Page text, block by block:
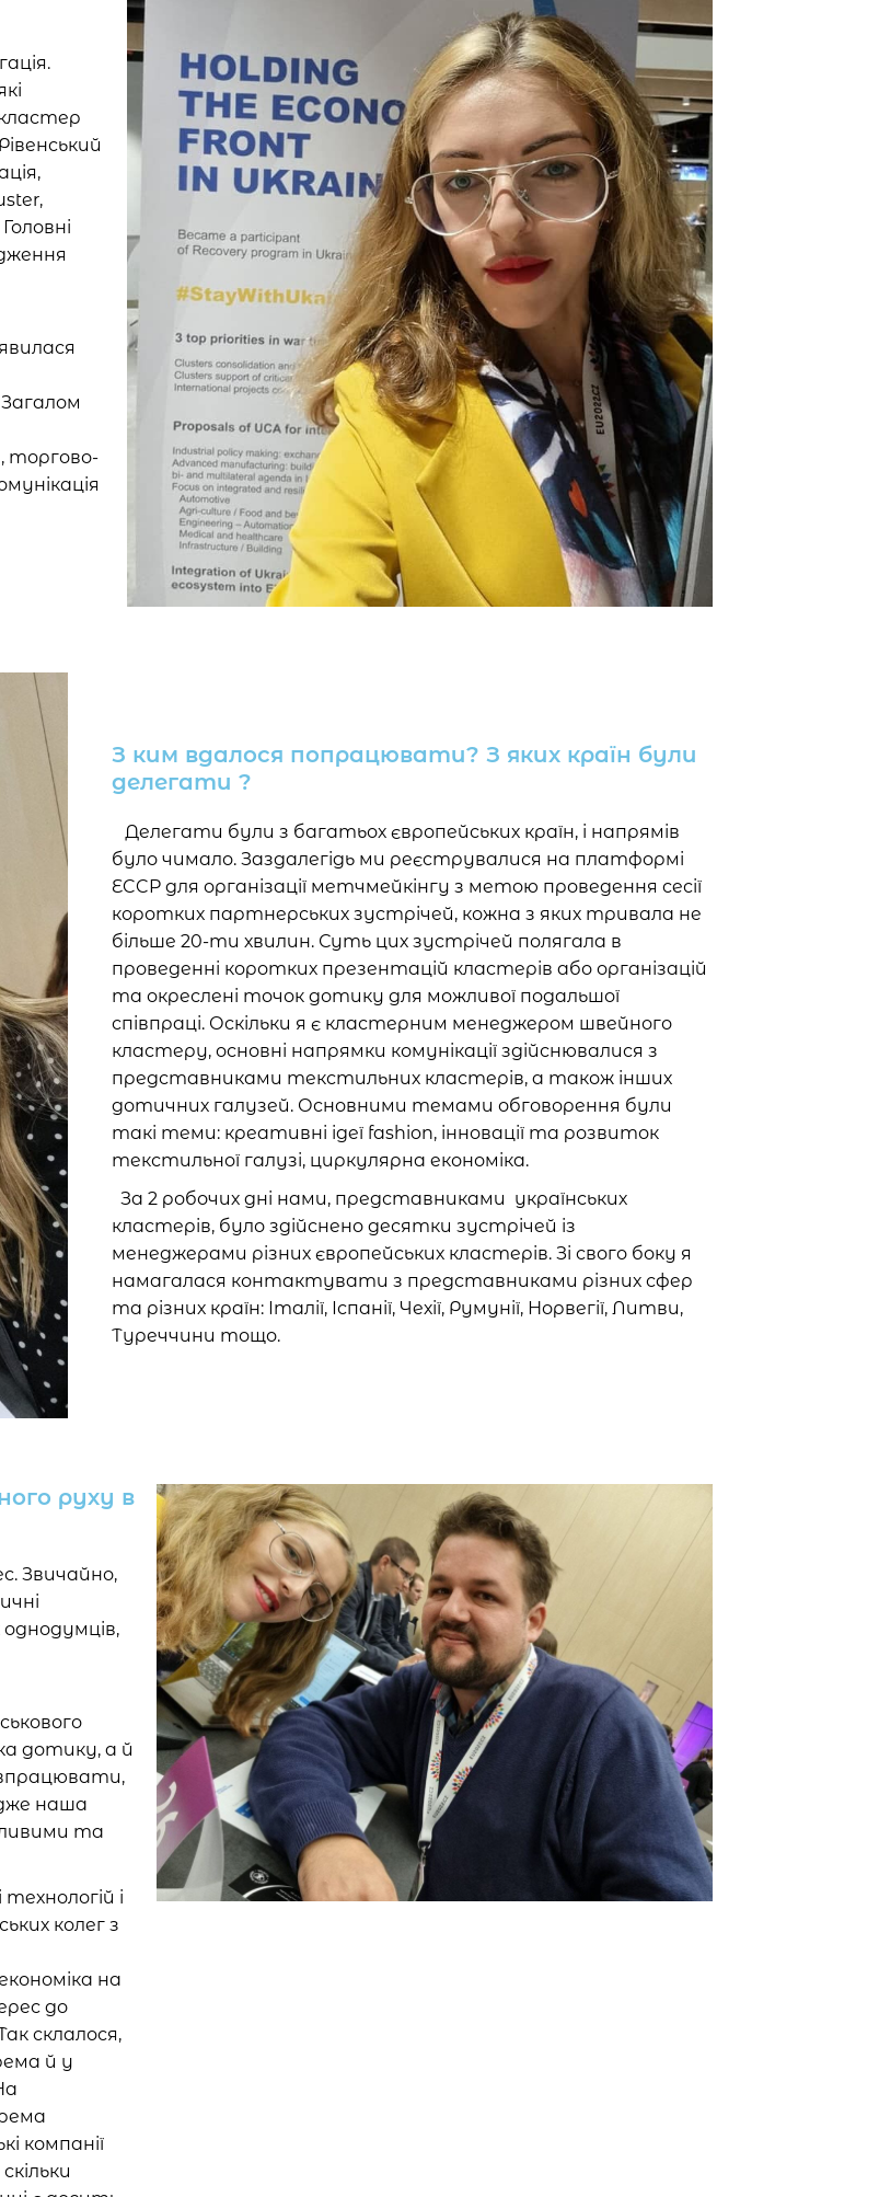
торгово-
З ким вдалося попрацювати? З яких країн були
делегати ?
Делегати були з багатьох європейських країн, і напрямів
було чимало. Заздалегідь ми реєструвалися на платформі
ECCP для організації метчмейкінгу з метою проведення сесії
коротких партнерських зустрічей, кожна з яких тривала не
більше 20-ти хвилин. Суть цих зустрічей полягала в
проведенні коротких презентацій кластерів або організацій
та окреслені точок дотику для можливої подальшої
співпраці. Оскільки я є кластерним менеджером швейного
кластеру, основні напрямки комунікації здійснювалися з
представниками текстильних кластерів, а також інших
дотичних галузей. Основними темами обговорення були
такі теми: креативні ідеї fashion, інновації та розвиток
текстильної галузі, циркулярна економіка.
За 2 робочих дні нами, представниками українських
кластерів, було здійснено десятки зустрічей із
менеджерами різних європейських кластерів. Зі свого боку я
намагалася контактувати з представниками різних сфер
та різних країн: Італії, Іспанії, Чехії, Румунії, Норвегії, Литви,
Туреччини тощо.
руху в
Звичайно,
дотику, а й
наша
та
і
колег з
на
до
склалося,
й у
компанії